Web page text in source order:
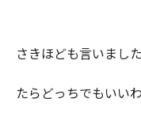
さきほども言いまし
たらどっちでもいい